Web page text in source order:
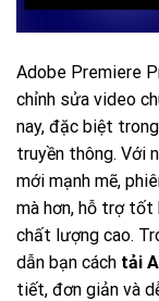
Adobe Premiere
chỉnh sửa video
nay, đặc biệt
truyền thông. Với
mới mạnh mẽ,
mà hơn, hỗ trợ tốt
chất lượng cao.
dẫn bạn cách tải
tiết, đơn giản và